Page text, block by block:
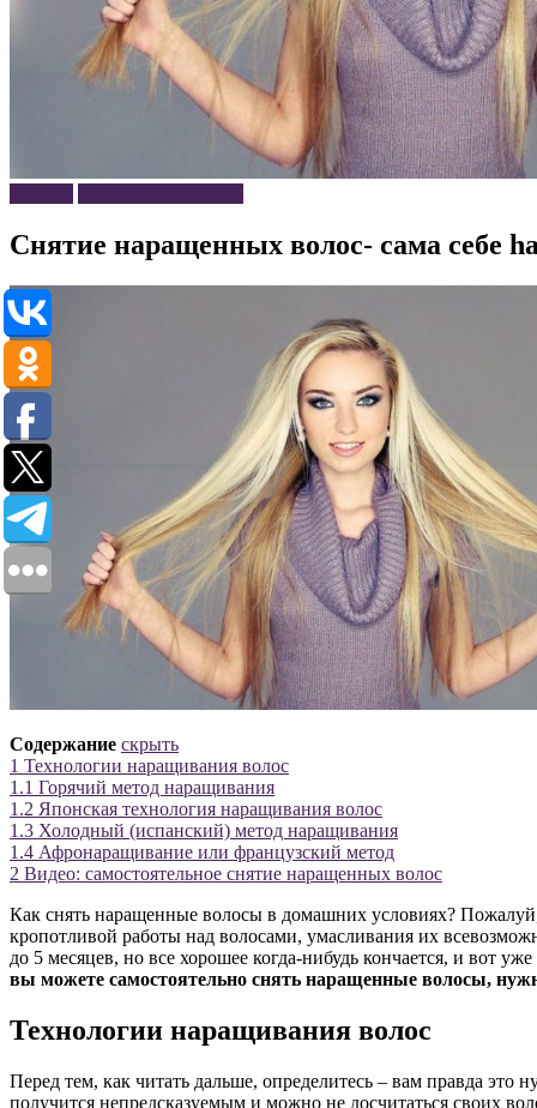
Снятие наращенных волос- сама себе
Содержание скрыть
1 Технологии наращивания волос
1.1 Горячий метод наращивания
1.2 Японская технология наращивания волос
1.3 Холодный (испанский) метод наращивания
1.4 Афронаращивание или французский метод
2 Видео: самостоятельное снятие наращенных волос
Как снять наращенные волосы в домашних условиях? Пожалуй,
кропотливой работы над волосами, умасливания их
до 5 месяцев, но все хорошее когда-нибудь кончается, и вот
вы можете самостоятельно снять наращенные волосы,
Технологии наращивания волос
Перед тем, как читать дальше, определитесь – вам правда
получится непредсказуемым и можно не досчитаться своих